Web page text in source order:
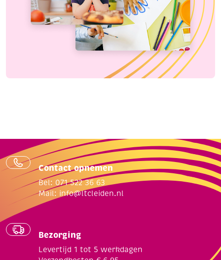
Contact opnemen
Bel: 071 522 36 63
Mail: info@ltcleiden.nl
Bezorging
Levertijd 1 tot 5 werkdagen